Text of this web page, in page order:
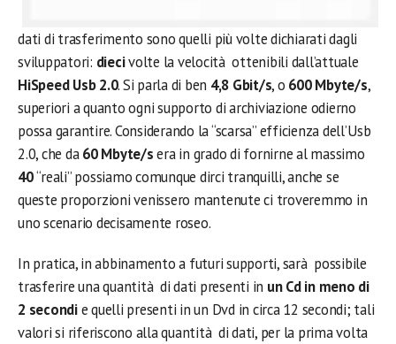
dati di trasferimento sono quelli più volte dichiarati dagli
sviluppatori: diecivolte la velocità ottenibili dall’attuale
HiSpeed Usb 2.0. Si parla di ben 4,8 Gbit/s, o 600 Mbyte/s,
superiori a quanto ogni supporto di archiviazione odierno
possa garantire. Considerando la “scarsa” efficienza dell’Usb
2.0, che da60 Mbyte/sera in grado di fornirne al massimo
40“reali” possiamo comunque dirci tranquilli, anche se
queste proporzioni venissero mantenute ci troveremmo in
uno scenario decisamente roseo.
In pratica, in abbinamento a futuri supporti, sarà possibile
trasferire una quantità di dati presenti in un Cd in meno di
2 secondie quelli presenti in un Dvd in circa 12 secondi; tali
valori si riferiscono alla quantità di dati, per la prima volta